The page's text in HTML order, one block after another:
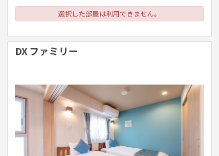
選択した部屋は利用できません。
DX ファミリー